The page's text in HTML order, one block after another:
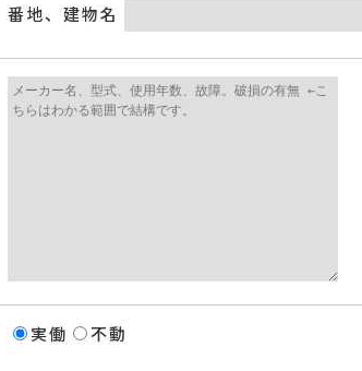
番地、建物名
実働 不動